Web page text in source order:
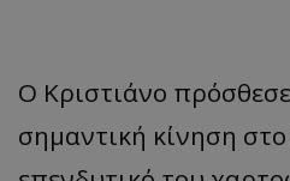
Ο Κριστιάνο
σημαντική κίνηση